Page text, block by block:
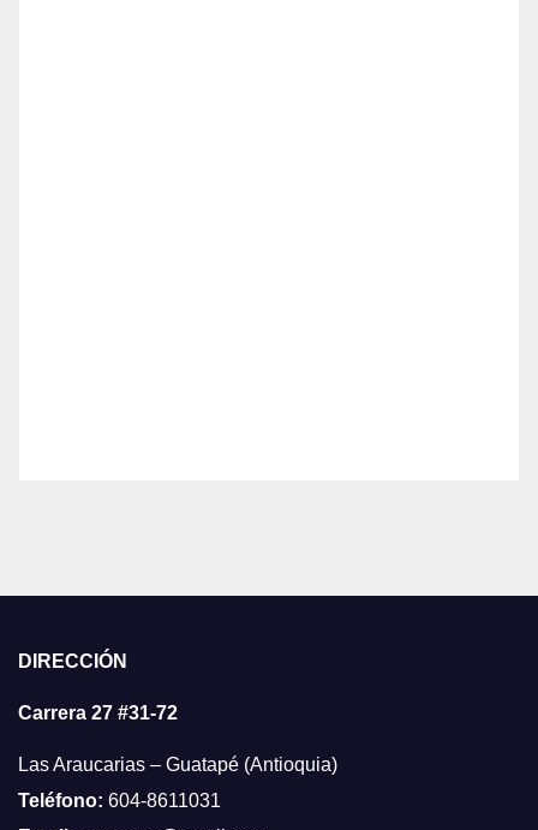
DIRECCIÓN
Carrera 27 #31-72
Las Araucarias – Guatapé (Antioquia)
Teléfono: 604-8611031